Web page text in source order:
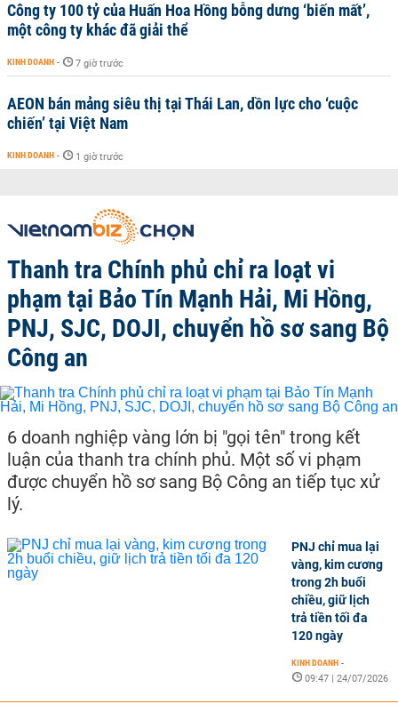
Công ty 100 tỷ của Huấn Hoa Hồng bỗng dưng ‘biến mất’,
một công ty khác đã giải thể
KINH DOANH - 7 giờ trước
AEON bán mảng siêu thị tại Thái Lan, dồn lực cho ‘cuộc
chiến’ tại Việt Nam
KINH DOANH - 1 giờ trước
Thanh tra Chính phủ chỉ ra loạt vi
phạm tại Bảo Tín Mạnh Hải, Mi Hồng,
PNJ, SJC, DOJI, chuyển hồ sơ sang Bộ
Công an
6 doanh nghiệp vàng lớn bị "gọi tên" trong kết
luận của thanh tra chính phủ. Một số vi phạm
được chuyển hồ sơ sang Bộ Công an tiếp tục xử
lý.
PNJ chỉ mua lại
vàng, kim cương
trong 2h buổi
chiều, giữ lịch
trả tiền tối đa
120 ngày
KINH DOANH -
09:47 | 24/07/2026